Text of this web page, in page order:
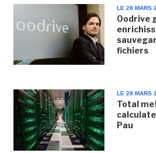
LE 28 MARS
Oodrive
fichiers
LE 28 MARS
Total
Pau